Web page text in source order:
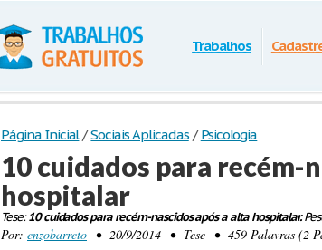
Trabalhos
Página Inicial / Sociais Aplicadas / Psicologia
10 cuidados para recém-
hospitalar
Tese:10 cuidados para recém-nascidos após a alta hospitalar.
Por: enzobarreto • 20/9/2014 • Tese • 459 Palavras (2